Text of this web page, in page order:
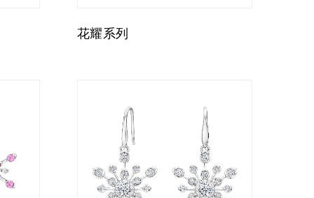
花耀系列